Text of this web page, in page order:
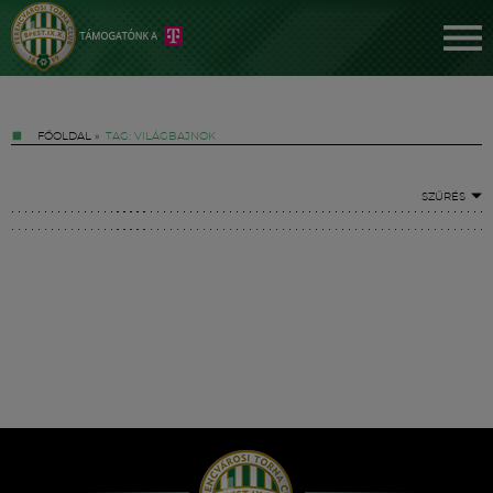
FŐOLDAL » TAG: VILÁGBAJNOK
SZŰRÉS
Hírek